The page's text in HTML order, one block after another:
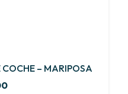
– MARIPOSA